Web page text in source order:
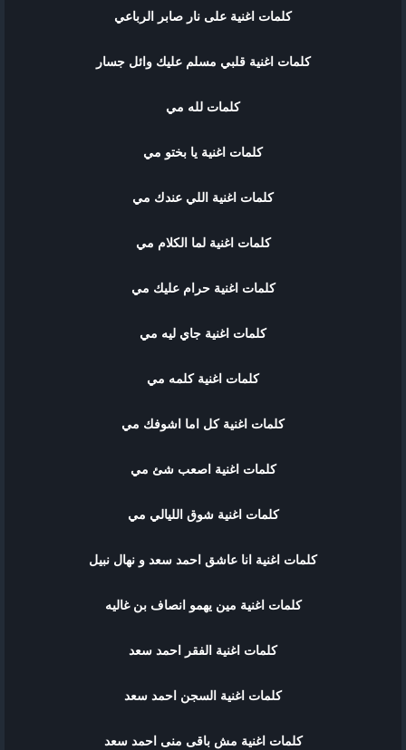
كلمات اغنية على نار صابر الرباعي
كلمات اغنية قلبي مسلم عليك وائل جسار
كلمات لله مي
كلمات اغنية يا بختو مي
كلمات اغنية اللي عندك مي
كلمات اغنية لما الكلام مي
كلمات اغنية حرام عليك مي
كلمات اغنية جاي ليه مي
كلمات اغنية كلمه مي
كلمات اغنية كل اما اشوفك مي
كلمات اغنية اصعب شئ مي
كلمات اغنية شوق الليالي مي
كلمات اغنية انا عاشق احمد سعد و نهال نبيل
كلمات اغنية مين يهمو انصاف بن غاليه
كلمات اغنية الفقر احمد سعد
كلمات اغنية السجن احمد سعد
كلمات اغنية مش باقى منى احمد سعد